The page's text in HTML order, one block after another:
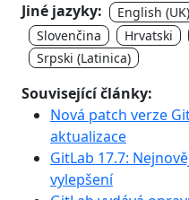
Jiné jazyky: English (UK)
Slovenčina
Hrvatski
Srpski (Latinica)
Související články:
Nová patch verze
aktualizace
GitLab 17.7:
vylepšení